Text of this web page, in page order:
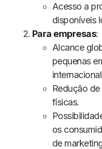
Acesso a
disponíveis
Para empresas:
Alcance
pequenas
Redução
físicas.
os
de